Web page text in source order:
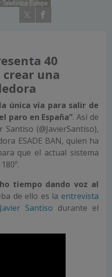
40
una
única vía para salir de
paro en España”. Así de
(@JavierSantiso),
ESADE BAN, quien ha
que el actual sistema
tiempo dando voz al
de ello es la entrevista
Santiso durante el